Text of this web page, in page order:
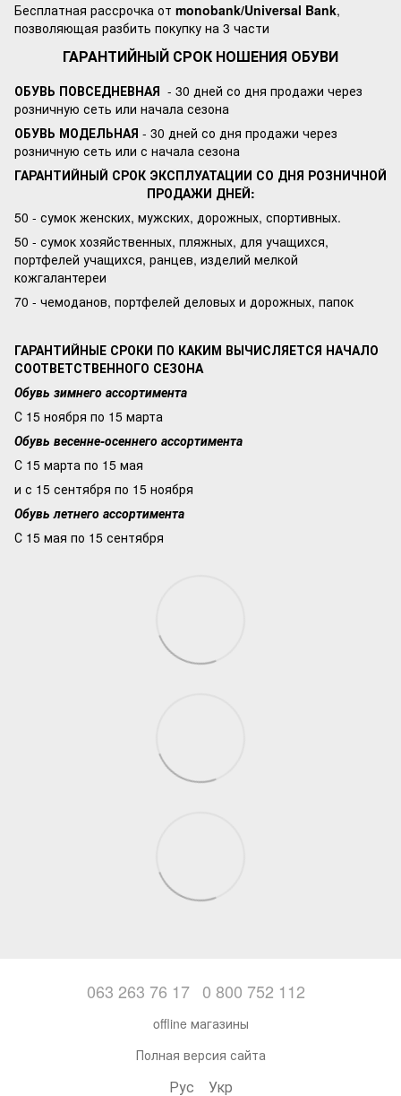
Бесплатная рассрочка от monobank/Universal Bank,
позволяющая разбить покупку на 3 части
ГАРАНТИЙНЫЙ СРОК НОШЕНИЯ ОБУВИ
ОБУВЬ ПОВСЕДНЕВНАЯ - 30 дней со дня продажи через
розничную сеть или начала сезона
ОБУВЬ МОДЕЛЬНАЯ - 30 дней со дня продажи через
розничную сеть или с начала сезона
ГАРАНТИЙНЫЙ СРОК ЭКСПЛУАТАЦИИ СО ДНЯ РОЗНИЧНОЙ
ПРОДАЖИ ДНЕЙ:
50 - сумок женских, мужских, дорожных, спортивных.
50 - сумок хозяйственных, пляжных, для учащихся,
портфелей учащихся, ранцев, изделий мелкой
кожгалантереи
70 - чемоданов, портфелей деловых и дорожных, папок
ГАРАНТИЙНЫЕ СРОКИ ПО КАКИМ ВЫЧИСЛЯЕТСЯ НАЧАЛО
СООТВЕТСТВЕННОГО СЕЗОНА
Обувь зимнего ассортимента
С 15 ноября по 15 марта
Обувь весенне-осеннего ассортимента
С 15 марта по 15 мая
и с 15 сентября по 15 ноября
Обувь летнего ассортимента
С 15 мая по 15 сентября
063 263 76 17 0 800 752 112
offline магазины
Полная версия сайта
Рус Укр